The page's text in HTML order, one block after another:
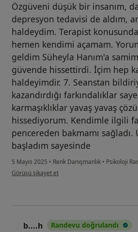
Özgüveni düşük bir insanım,
depresyon tedavisi de aldım,
haldeydim. Terapist konusunda
hemen kendimi açamam.
geldim Süheyla Hanım'a
güvende hissettirdi. İçim hep
haldeyimdir. 7. Seanstan
kazandırdığı farkındalıklar
karmaşıklıklar yavaş yavaş
hissediyorum. Kendimle ilgili
pencereden bakmamı
başladım sayesinde
5 Mayıs 2025 • Renk Danışmanlık • Psikoloji
kullanıcının görüşüne göre b.....
Görüşü şikayet et
b....h Randevu doğrulandı